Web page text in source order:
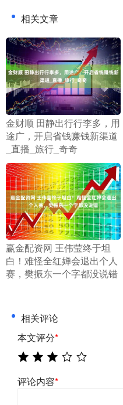
相关文章
​金财顺 田静出行行李多，用
途广，开启省钱赚钱新渠道
_直播_旅行_奇奇
​赢金配资网 王伟莹终于坦
白！难怪全红婵会退出个人
赛，樊振东一个字都没说错
相关评论
本文评分*
评论内容*